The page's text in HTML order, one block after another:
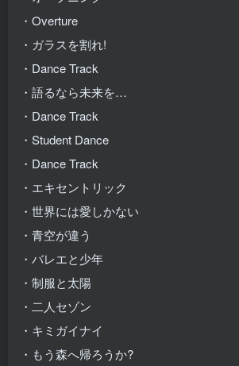
・Overture
・ガラスを割れ!
・Dance Track
・語るなら未来を…
・Dance Track
・Student Dance
・Dance Track
・エキセントリック
・世界には愛しかない
・⻘空が違う
・バレエと少年
・制服と太陽
・⼆⼈セゾン
・キミガイナイ
・もう森へ帰ろうか?